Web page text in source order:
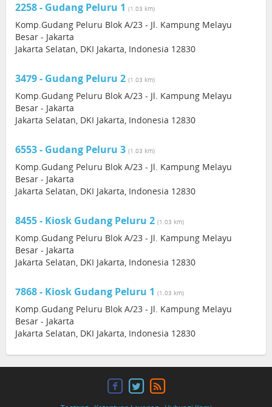
2258 - Gudang Peluru 1 (1.03 km)
Komp.Gudang Peluru Blok A/23 - Jl. Kampung Melayu
Besar - Jakarta
Jakarta Selatan, DKI Jakarta, Indonesia 12830
3479 - Gudang Peluru 2 (1.03 km)
Komp.Gudang Peluru Blok A/23 - Jl. Kampung Melayu
Besar - Jakarta
Jakarta Selatan, DKI Jakarta, Indonesia 12830
6553 - Gudang Peluru 3 (1.03 km)
Komp.Gudang Peluru Blok A/23 - Jl. Kampung Melayu
Besar - Jakarta
Jakarta Selatan, DKI Jakarta, Indonesia 12830
8455 - Kiosk Gudang Peluru 2 (1.03 km)
Komp.Gudang Peluru Blok A/23 - Jl. Kampung Melayu
Besar - Jakarta
Jakarta Selatan, DKI Jakarta, Indonesia 12830
7868 - Kiosk Gudang Peluru 1 (1.03 km)
Komp.Gudang Peluru Blok A/23 - Jl. Kampung Melayu
Besar - Jakarta
Jakarta Selatan, DKI Jakarta, Indonesia 12830